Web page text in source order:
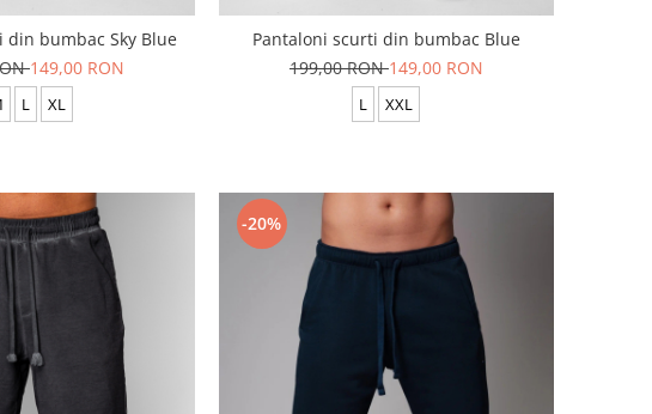
din bumbac Sky Blue
149,00 RON
L XL
Pantaloni scurti din bumbac Blue
199,00 RON149,00 RON
L XXL
-20%